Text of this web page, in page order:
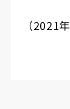
（2021年